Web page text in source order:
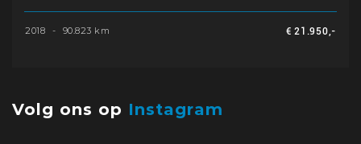
2018 - 90.823 km € 21.950,-
Volg ons op Instagram